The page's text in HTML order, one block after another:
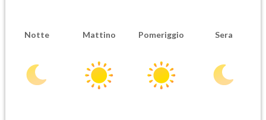
Notte Mattino Pomeriggio Sera